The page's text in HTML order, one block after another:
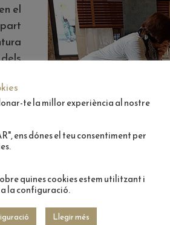
el
te la millor experiència al nostre
ens dónes el teu consentiment per
quines cookies estem utilitzant i
la configuració.
Llegir més